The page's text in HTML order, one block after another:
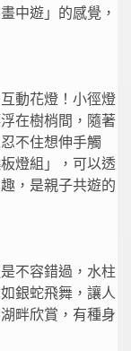
中遊」的感覺，
動花燈！小徑燈
在樹梢間，隨著
不住想伸手觸
燈組」，可以透
，是親子共遊的
不容錯過，水柱
銀蛇飛舞，讓人
畔欣賞，有種身